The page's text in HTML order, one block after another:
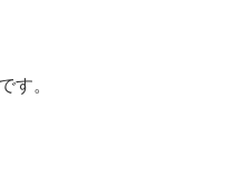
す。